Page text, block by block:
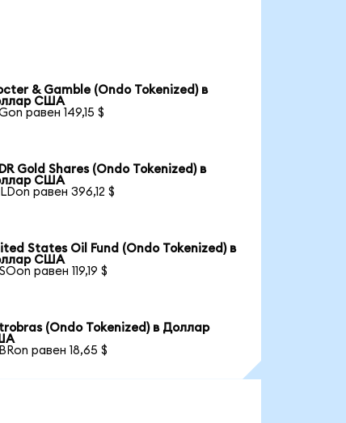
& Gamble (Ondo Tokenized) в
США
равен 149,15 $
Gold Shares (Ondo Tokenized) в
США
равен 396,12 $
States Oil Fund (Ondo Tokenized) в
США
равен 119,19 $
(Ondo Tokenized) в Доллар
равен 18,65 $